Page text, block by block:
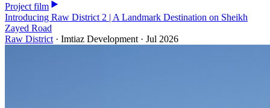
Project film
Introducing Raw District 2 | A Landmark Destination on Sheikh
Zayed Road
Raw District · Imtiaz Development · Jul 2026